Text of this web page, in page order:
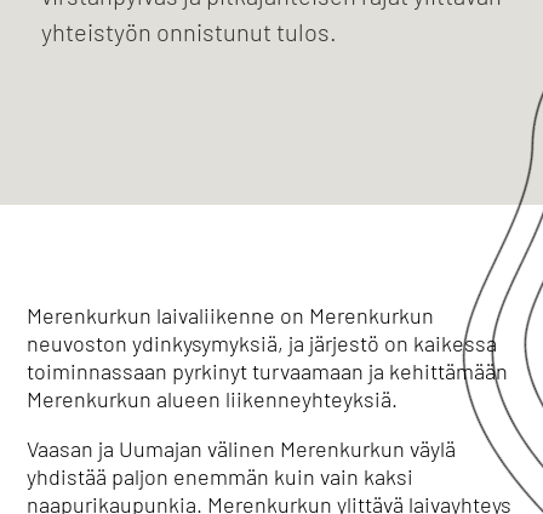
yhteistyön onnistunut tulos.
Merenkurkun laivaliikenne on Merenkurkun
neuvoston ydinkysymyksiä, ja järjestö on kaikessa
toiminnassaan pyrkinyt turvaamaan ja kehittämään
Merenkurkun alueen liikenneyhteyksiä.
Vaasan ja Uumajan välinen Merenkurkun väylä
yhdistää paljon enemmän kuin vain kaksi
naapurikaupunkia. Merenkurkun ylittävä laivayhteys